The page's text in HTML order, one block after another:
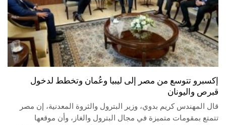
إكسبرو تتوسع من مصر إلى ليبيا وعُمان وتخطط لدخول
قبرص واليونان
قال المهندس كريم بدوي، وزير البترول والثروة المعدنية، إن مصر
تتمتع بمقومات متميزة في مجال البترول والغاز، وأن موقعها